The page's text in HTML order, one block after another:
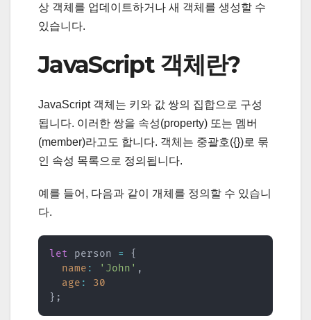
상 객체를 업데이트하거나 새 객체를 생성할 수
있습니다.
JavaScript 객체란?
JavaScript 객체는 키와 값 쌍의 집합으로 구성
됩니다. 이러한 쌍을 속성(property) 또는 멤버
(member)라고도 합니다. 객체는 중괄호({})로 묶
인 속성 목록으로 정의됩니다.
예를 들어, 다음과 같이 개체를 정의할 수 있습니
다.
let person =
{
name : 'John' ,
age :
30
} ;